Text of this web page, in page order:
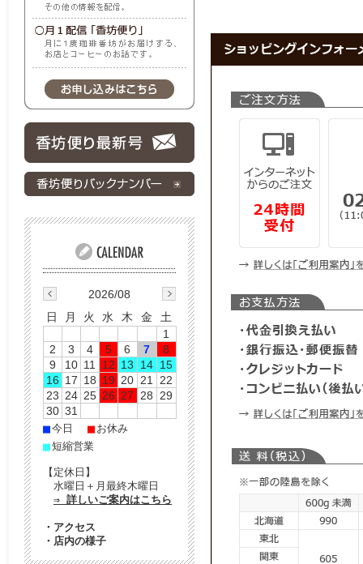
2026/08
日
月 火 水 木 金
土
1
2
3 4 5 6 7
8
9
10 11 12 13 14 15
16 17 18 19 20 21
22
23 24 25 26 27 28
29
30 31
■今日 ■ お休み
■短縮営業
【定休日】
水曜日＋月最終木曜日
⇒ 詳しいご案内はこちら
・ アクセス
・ 店内の様子